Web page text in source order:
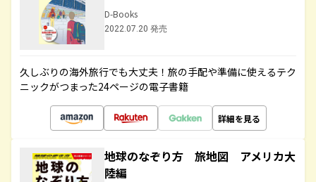
D-Books
2022.07.20 発売
久しぶりの海外旅行でも大丈夫！旅の手配や準備に使えるテク
ニックがつまった24ページの電子書籍
詳細を見る
地球のなぞり方 旅地図 アメリカ大
陸編